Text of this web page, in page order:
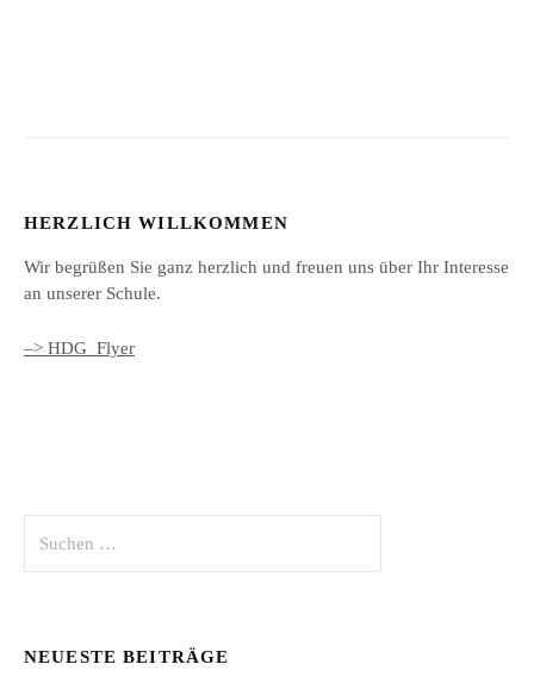
HERZLICH WILLKOMMEN
Wir begrüßen Sie ganz herzlich und freuen uns über Ihr Interesse
an unserer Schule.
–> HDG_Flyer
nach:
NEUESTE BEITRÄGE